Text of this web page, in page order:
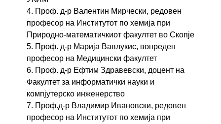
4. Проф. д-р Валентин Мирчески, редовен
професор на Институтот по хемија при
Природно-математичкиот факултет во Скопје
5. Проф. д-р Марија Вавлукис, вонреден
професор на Медицински факултет
6. Проф. д-р Ефтим Здравевски, доцент на
Факултет за информатички науки и
компјутерско инженерство
7. Проф.д-р Владимир Ивановски, редовен
професор на Институтот по хемија при